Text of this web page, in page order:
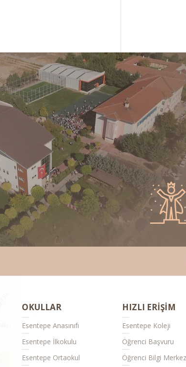
4. SINIFLAR
OKULLAR
Esentepe Anasınıfı
Esentepe İlkokulu
Esentepe Ortaokul
HIZLI ERİŞİM
Esentepe Koleji
Öğrenci Başvuru
Öğrenci Bilgi